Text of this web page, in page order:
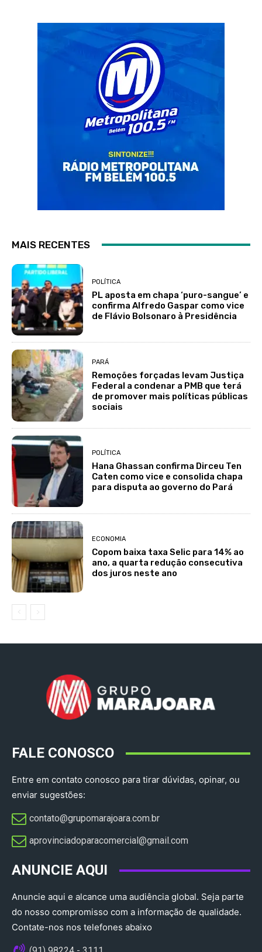
MAIS RECENTES
POLÍTICA
PL aposta em chapa ‘puro-sangue’ e
confirma Alfredo Gaspar como vice
de Flávio Bolsonaro à Presidência
PARÁ
Remoções forçadas levam Justiça
Federal a condenar a PMB que terá
de promover mais políticas públicas
sociais
POLÍTICA
Hana Ghassan confirma Dirceu Ten
Caten como vice e consolida chapa
para disputa ao governo do Pará
ECONOMIA
Copom baixa taxa Selic para 14% ao
ano, a quarta redução consecutiva
dos juros neste ano
FALE CONOSCO
Entre em contato conosco para tirar dúvidas, opinar, ou
enviar sugestões:
contato@grupomarajoara.com.br
aprovinciadoparacomercial@gmail.com​
ANUNCIE AQUI
Anuncie aqui e alcance uma audiência global. Seja parte
do nosso compromisso com a informação de qualidade.
Contate-nos nos telefones abaixo